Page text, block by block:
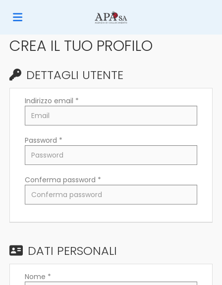
Home
Offerte
di
lavoro
Carica
il
CV
Login
Lingua
EN
FR
CREA IL TUO PROFILO
DETTAGLI UTENTE
Indirizzo email *
Password *
Conferma password *
DATI PERSONALI
Nome *